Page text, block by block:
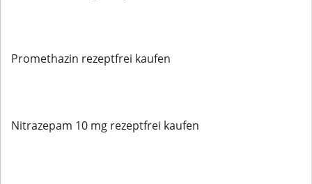
Promethazin rezeptfrei kaufen
Nitrazepam 10 mg rezeptfrei kaufen